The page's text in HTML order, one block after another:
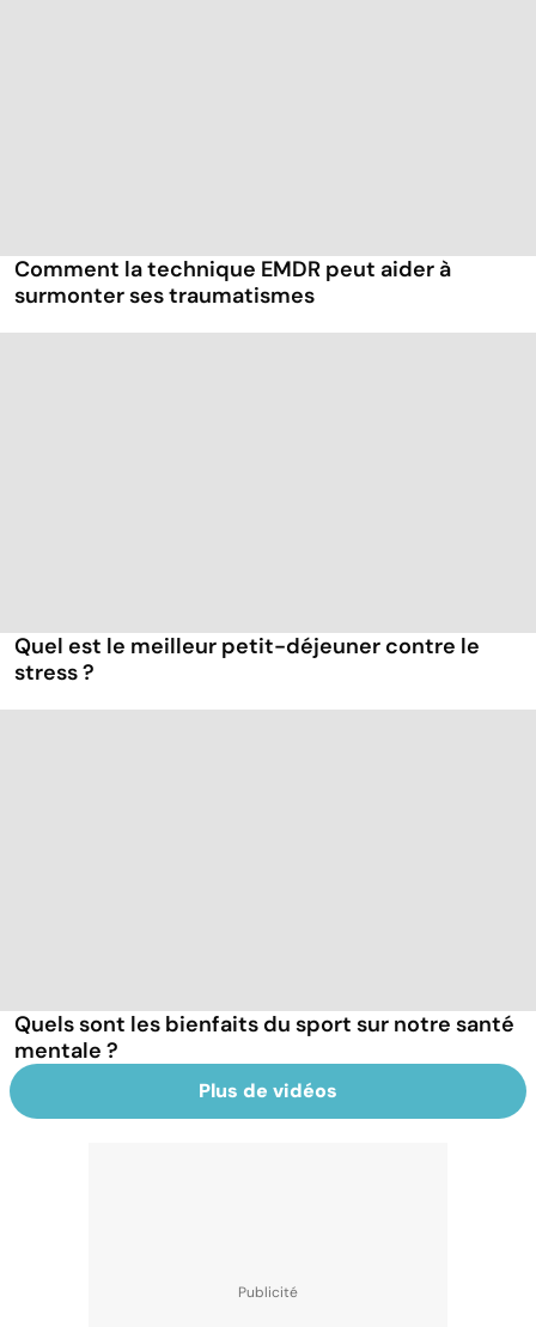
Comment la technique EMDR peut aider à
surmonter ses traumatismes
Quel est le meilleur petit-déjeuner contre le
stress ?
Quels sont les bienfaits du sport sur notre santé
mentale ?
Plus de vidéos